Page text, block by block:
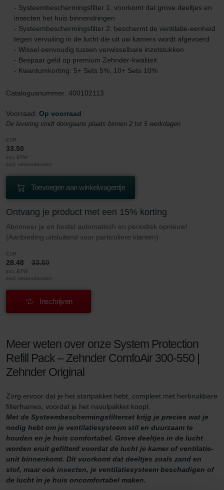
- Systeembeschermingsfilter 1: voorkomt dat grove deeltjes en
insecten het huis binnendringen
- Systeembeschermingsfilter 2: beschermt de ventilatie-eenheid
tegen vervuiling in de lucht die uit uw kamers wordt afgevoerd
- Wissel eenvoudig tussen verwisselbare inzetstukken
- Bespaar geld op premium Zehnder-kwaliteit
- Kwantumkorting: 5+ Sets 5%, 10+ Sets 10%
Catalogusnummer: 400102113
Voorraad: Op voorraad
De levering vindt doorgaans plaats binnen 2 tot 5 werkdagen
EUR
33.50
incl. BTW
excl. verzendkosten
Toevoegen aan winkelwagentje
Ontvang je product met een 15% korting
Abonneer je en bestel automatisch en periodiek opnieuw!
(Aanbieding uitsluitend voor particuliere klanten)
EUR
28.48 33.50
incl. BTW
excl. verzendkosten
Inschrijven
Meer weten over onze System Protection
Refill Pack – Zehnder ComfoAir 300-550 |
Zehnder Original
Zorg ervoor dat je het startpakket hebt, compleet met herbruikbare
filterframes, voordat je het navulpakket koopt.
Met de Systeembeschermingsfilterset krijg je precies wat je
nodig hebt om je ventilatiesysteem stil en duurzaam te
houden en je huis comfortabel. Grove deeltjes in de lucht
worden eruit gefilterd voordat de lucht je kamer of ventilatie-
unit binnenkomt. Dit voorkomt dat deeltjes zoals zand en
stof, maar ook insecten, je ventilatiesysteem beschadigen of
de lucht in je huis oncomfortabel maken.